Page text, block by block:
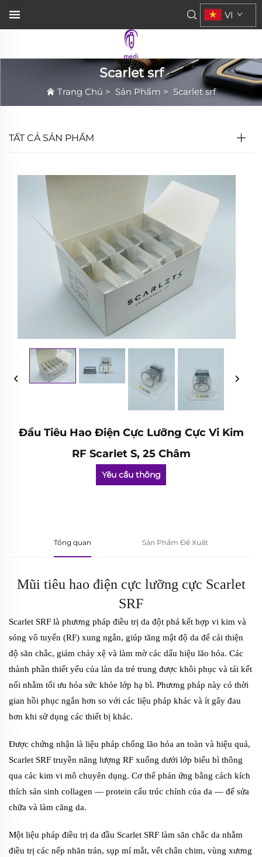
VI
Scarlet srf
Trang Chủ > Sản Phẩm > Scarlet srf
TẤT CẢ SẢN PHẨM
Đầu Tiêu Hao Điện Cực Lưỡng Cực Vi Kim
RF Scarlet S, 25 Châm
Yêu cầu thông
Tổng quan Sản Phẩm Đề Xuất
Mũi tiêu hao điện cực lưỡng cực Scarlet
SRF
Scarlet SRF là phương pháp điều trị da đột phá kết hợp vi kim và
sóng vô tuyến (RF) xung ngắn, giúp tăng mật độ da để cải thiện
độ săn chắc, giảm chảy xệ và làm mờ các dấu hiệu lão hóa. Các
thành phần thiết yếu của làn da trẻ trung được khôi phục và tái kết
nối nhằm tối ưu hóa sức khỏe lớp hạ bì. Phương pháp này có thời
gian hồi phục ngắn hơn so với các liệu pháp khác và ít gây đau
hơn khi sử dụng các thiết bị khác.
Được chứng nhận là liệu pháp chống lão hóa an toàn và hiệu quả,
Scarlet SRF truyền năng lượng RF xuống dưới lớp biểu bì thông
qua các kim vi mô chuyên dụng. Cơ thể phản ứng bằng cách kích
thích sản sinh collagen — protein cấu trúc chính của da — để sửa
chữa và làm căng da.
Một liệu pháp điều trị da đầu Scarlet SRF làm săn chắc da nhằm
điều trị các nếp nhăn trán, sụp mí mắt, vết chân chim, vùng xương